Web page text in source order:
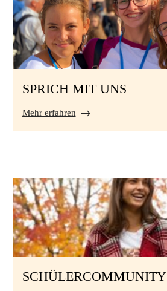
SPRICH MIT UNS
Mehr erfahren
SCHÜLERCOMMUNITY